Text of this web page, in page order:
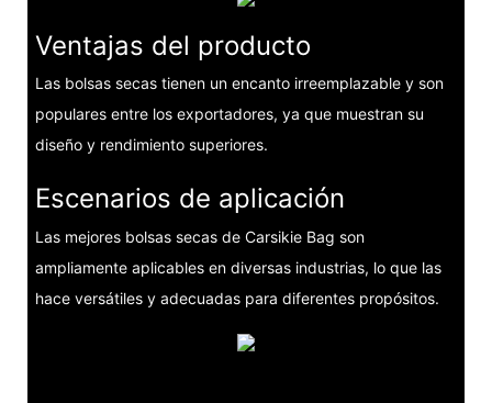
Ventajas del producto
Las bolsas secas tienen un encanto irreemplazable y son
populares entre los exportadores, ya que muestran su
diseño y rendimiento superiores.
Escenarios de aplicación
Las mejores bolsas secas de Carsikie Bag son
ampliamente aplicables en diversas industrias, lo que las
hace versátiles y adecuadas para diferentes propósitos.